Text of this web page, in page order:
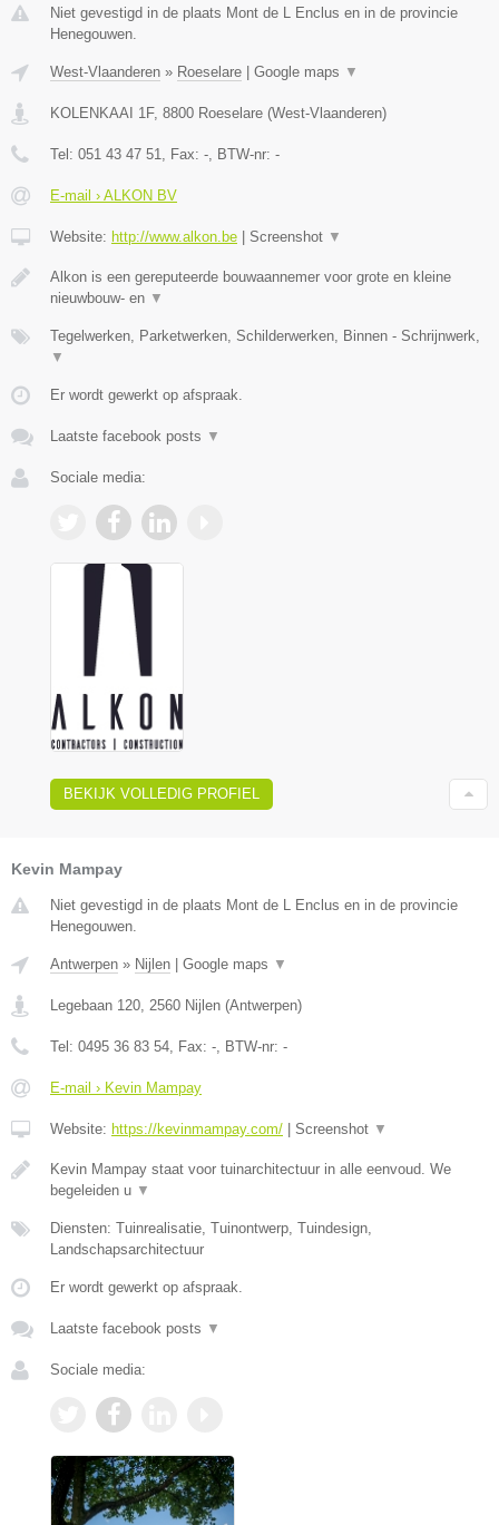
Niet gevestigd in de plaats Mont de L Enclus en in de provincie
Henegouwen.
West-Vlaanderen » Roeselare Google maps ▼
KOLENKAAI 1F, 8800 Roeselare (West-Vlaanderen)
Tel: 051 43 47 51, Fax: -, BTW-nr: -
E-mail › ALKON BV
Website: http://www.alkon.be Screenshot ▼
Alkon is een gereputeerde bouwaannemer voor grote en kleine
nieuwbouw- en ▼
Tegelwerken, Parketwerken, Schilderwerken, Binnen - Schrijnwerk,
▼
Er wordt gewerkt op afspraak.
Laatste facebook posts ▼
Sociale media:
BEKIJK VOLLEDIG PROFIEL
Kevin Mampay
Niet gevestigd in de plaats Mont de L Enclus en in de provincie
Henegouwen.
Antwerpen » Nijlen Google maps ▼
Legebaan 120, 2560 Nijlen (Antwerpen)
Tel: 0495 36 83 54, Fax: -, BTW-nr: -
E-mail › Kevin Mampay
Website: https://kevinmampay.com/ Screenshot ▼
Kevin Mampay staat voor tuinarchitectuur in alle eenvoud. We
begeleiden u ▼
Diensten: Tuinrealisatie, Tuinontwerp, Tuindesign,
Landschapsarchitectuur
Er wordt gewerkt op afspraak.
Laatste facebook posts ▼
Sociale media: